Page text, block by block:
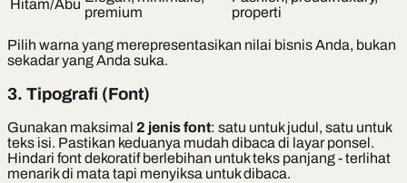
Hitam/Abu
premium
properti
Pilih warna yang merepresentasikan nilai bisnis Anda, bukan
sekadar yang Anda suka.
3. Tipografi (Font)
Gunakan maksimal 2 jenis font: satu untuk judul, satu untuk
teks isi. Pastikan keduanya mudah dibaca di layar ponsel.
Hindari font dekoratif berlebihan untuk teks panjang - terlihat
menarik di mata tapi menyiksa untuk dibaca.